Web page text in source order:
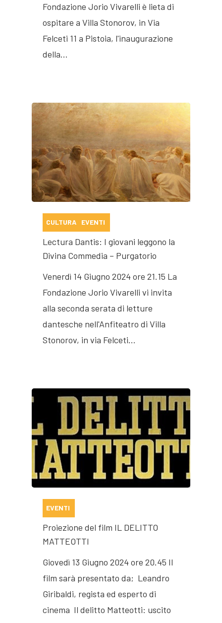
Fondazione Jorio Vivarelli è lieta di
ospitare a Villa Stonorov, in Via
Felceti 11 a Pistoia, l'inaugurazione
della…
CULTURA EVENTI
Lectura Dantis: I giovani leggono la
Divina Commedia – Purgatorio
Venerdì 14 Giugno 2024 ore 21.15 La
Fondazione Jorio Vivarelli vi invita
alla seconda serata di letture
dantesche nell'Anfiteatro di Villa
Stonorov, in via Felceti…
EVENTI
Proiezione del film IL DELITTO
MATTEOTTI
Giovedì 13 Giugno 2024 ore 20.45 Il
film sarà presentato da; Leandro
Giribaldi, regista ed esperto di
cinema Il delitto Matteotti: uscito